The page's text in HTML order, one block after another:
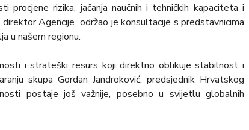
procjene rizika, jačanja naučnih i tehničkih kapaciteta i
direktor Agencije održao je konsultacije s predstavnicima
u našem regionu.
i strateški resurs koji direktno oblikuje stabilnost i
skupa Gordan Jandroković, predsjednik Hrvatskog
postaje još važnije, posebno u svijetlu globalnih